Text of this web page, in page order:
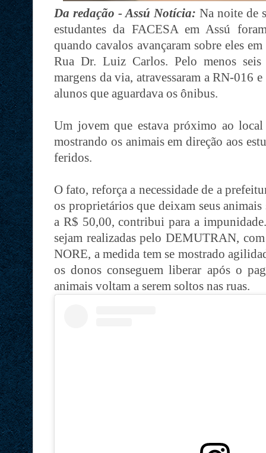
Da redação - Assú Notícia: Na noite de
estudantes da FACESA em Assú
quando cavalos avançaram sobre eles
Rua Dr. Luiz Carlos. Pelo menos seis
margens da via, atravessaram a RN-016
alunos que aguardava os ônibus.
Um jovem que estava próximo ao
mostrando os animais em direção aos
feridos.
O fato, reforça a necessidade de a
os proprietários que deixam seus
a R$ 50,00, contribui para a
sejam realizadas pelo DEMUTRAN,
NORE, a medida tem se mostrado
os donos conseguem liberar após o
animais voltam a serem soltos nas ruas.